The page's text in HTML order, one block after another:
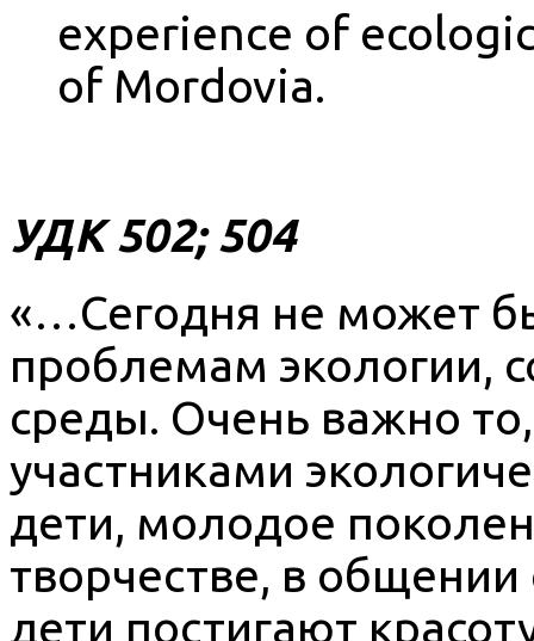
experience of
of Mordovia.
УДК 502; 504
«…Сегодня не может
проблемам экологии,
среды. Очень важно
участниками
дети, молодое
творчестве, в
дети постигают